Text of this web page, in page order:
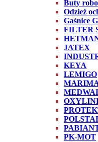
Buty
Odzież
Gaśnice
FILTER
JATEX
KEYA
LEMIGO
PK-MOT